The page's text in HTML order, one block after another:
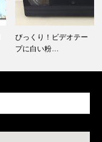
びっくり！ビデオテー
プに白い粉…